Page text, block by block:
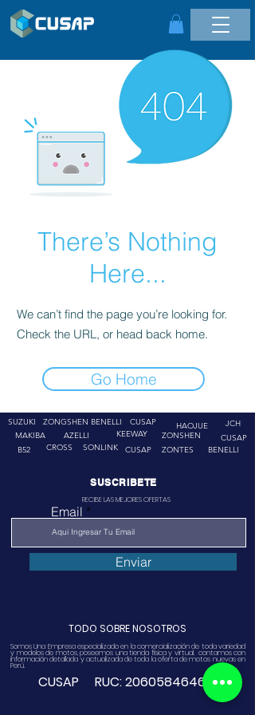
There’s Nothing
Here...
We can’t find the page you’re looking for.
Check the URL, or head back home.
Go Home
SUZUKI
ZONGSHEN
MAKIBA
AZELLI
BENELLI
CUSAP
KEEWAY
B52
CROSS SONLINK CUSAP
HAOJUE
JCH
ZONSHEN
ZONTES
CUSAP
BENELLI
SUSCRIBETE
RECIBE LAS MEJORES OFERTAS
Email
Enviar
TODO SOBRE NOSOTROS
Somos Una Empresa especializado en la comercialización de toda variedad
y modelos de motos, poseemos una tienda física y virtual. contamos con
información detallada y actualizada de toda la oferta de motos nuevas en
Perú.
CUSAP RUC:20605846468